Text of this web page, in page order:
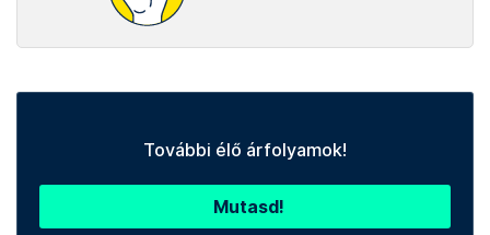
További élő árfolyamok!
Mutasd!